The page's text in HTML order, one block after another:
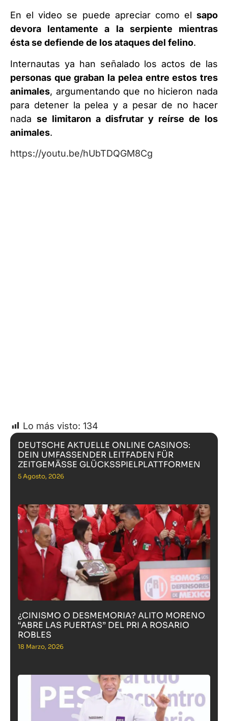
En el video se puede apreciar como el sapo
devora lentamente a la serpiente mientras
ésta se defiende de los ataques del felino.
Internautas ya han señalado los actos de las
personas que graban la pelea entre estos tres
animales, argumentando que no hicieron nada
para detener la pelea y a pesar de no hacer
nada se limitaron a disfrutar y reírse de los
animales.
https://youtu.be/hUbTDQGM8Cg
Lo más visto: 134
DEUTSCHE AKTUELLE ONLINE CASINOS:
DEIN UMFASSENDER LEITFADEN FÜR
ZEITGEMÄSSE GLÜCKSSPIELPLATTFORMEN
5 Agosto, 2026
¿CINISMO O DESMEMORIA? ALITO MORENO
“ABRE LAS PUERTAS” DEL PRI A ROSARIO
ROBLES
18 Marzo, 2026